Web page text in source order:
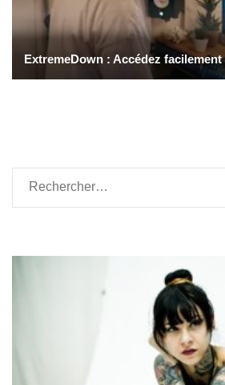
ExtremeDown : Accédez facilement
Rechercher :